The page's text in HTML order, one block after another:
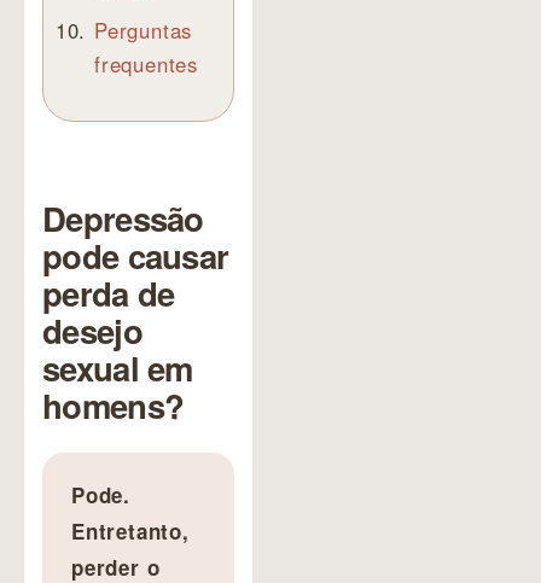
Perguntas
frequentes
Depressão
pode causar
perda de
desejo
sexual em
homens?
Pode.
Entretanto,
perder o